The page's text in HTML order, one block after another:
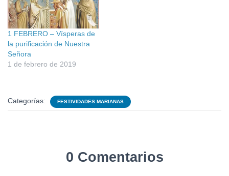
1 FEBRERO – Vísperas de
la purificación de Nuestra
Señora
1 de febrero de 2019
Categorías: FESTIVIDADES MARIANAS
0 Comentarios